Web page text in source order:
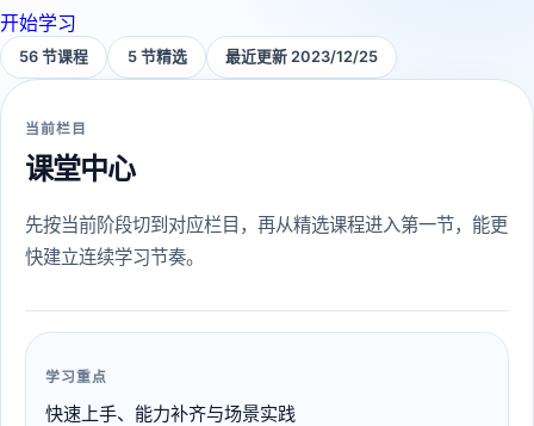
开始学习
56 节课程 5 节精选 最近更新 2023/12/25
当前栏目
课堂中心
先按当前阶段切到对应栏目，再从精选课程进入第一节，能更
快建立连续学习节奏。
学习重点
快速上手、能力补齐与场景实践